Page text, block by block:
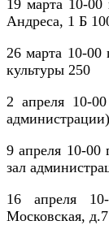
19 марта 10-
Андреса, 1 Б
26 марта 10-00
культуры 250
2 апреля 10-
9 апреля 10-
зал
16 апреля
Московская,